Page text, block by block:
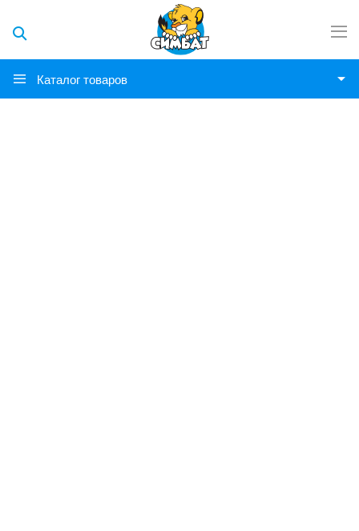
Каталог товаров